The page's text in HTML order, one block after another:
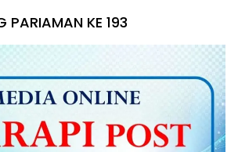
PARIAMAN KE 193